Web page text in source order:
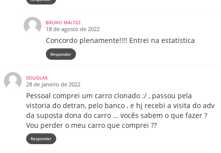
BRUNO MALTEZ
18 de agosto de 2022
Concordo plenamente!!!! Entrei na estatística
Responder
DOUGLAS
28 de janeiro de 2022
Pessoal comprei um carro clonado :/ , passou pela
vistoria do detran, pelo banco , e hj recebi a visita do adv
da suposta dona do carro … vocês sabem o que fazer ?
Vou perder o meu carro que comprei ??
Responder